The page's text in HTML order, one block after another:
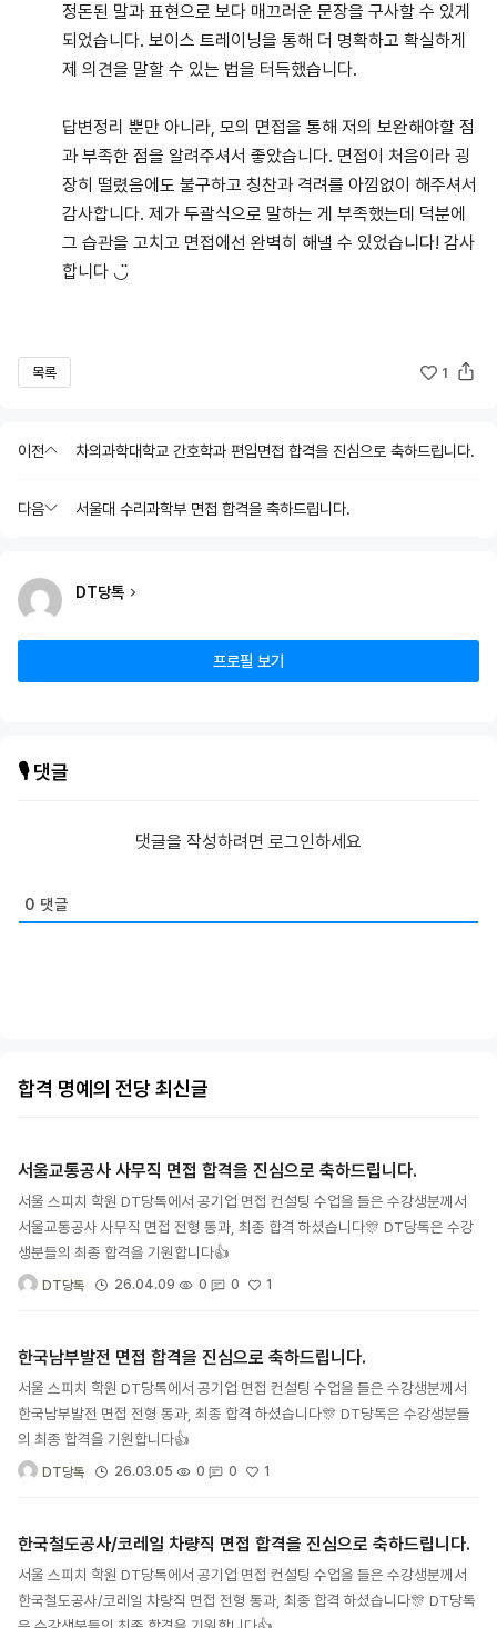
정돈된 말과 표현으로 보다 매끄러운 문장을 구사할 수 있게
되었습니다. 보이스 트레이닝을 통해 더 명확하고 확실하게
제 의견을 말할 수 있는 법을 터득했습니다.
답변정리 뿐만 아니라, 모의 면접을 통해 저의 보완해야할 점
과 부족한 점을 알려주셔서 좋았습니다. 면접이 처음이라 굉
장히 떨렸음에도 불구하고 칭찬과 격려를 아낌없이 해주셔서
감사합니다. 제가 두괄식으로 말하는 게 부족했는데 덕분에
그 습관을 고치고 면접에선 완벽히 해낼 수 있었습니다! 감사
합니다 ◡̈
목록 1
이전 차의과학대학교 간호학과 편입면접 합격을 진심으로 축하드립니다.
다음 서울대 수리과학부 면접 합격을 축하드립니다.
DT당톡
프로필 보기
🎙️ 댓글
댓글을 작성하려면 로그인하세요
0 댓글
합격 명예의 전당 최신글
서울교통공사 사무직 면접 합격을 진심으로 축하드립니다.
서울 스피치 학원 DT당톡에서 공기업 면접 컨설팅 수업을 들은 수강생분께서
서울교통공사 사무직 면접 전형 통과, 최종 합격 하셨습니다🎊 DT당톡은 수강
생분들의 최종 합격을 기원합니다👍
DT당톡 26.04.09 0 0 1
한국남부발전 면접 합격을 진심으로 축하드립니다.
서울 스피치 학원 DT당톡에서 공기업 면접 컨설팅 수업을 들은 수강생분께서
한국남부발전 면접 전형 통과, 최종 합격 하셨습니다🎊 DT당톡은 수강생분들
의 최종 합격을 기원합니다👍
DT당톡 26.03.05 0 0 1
한국철도공사/코레일 차량직 면접 합격을 진심으로 축하드립니다.
서울 스피치 학원 DT당톡에서 공기업 면접 컨설팅 수업을 들은 수강생분께서
한국철도공사/코레일 차량직 면접 전형 통과, 최종 합격 하셨습니다🎊 DT당톡